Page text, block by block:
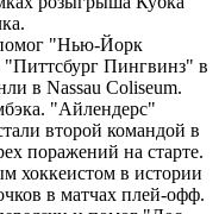
"Нью-Йорк
"Питтсбург Пингвинз" в
в Nassau Coliseum.
"Айлендерс"
второй командой в
поражений на старте.
хоккеистом в истории
в матчах плей-офф.